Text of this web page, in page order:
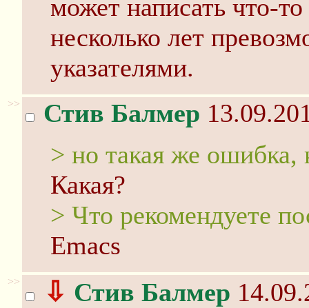
может написать что-
несколько лет
указателями.
>> Стив Балмер
> но такая же ошибка,
Какая?
> Что рекомендуете
Emacs
>> ⇩ Стив Балмер